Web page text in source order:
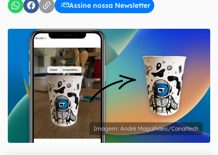
Assine nossa Newsletter
André Magalhães/Canaltech